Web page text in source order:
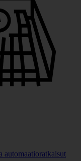
automaatioratkaisut